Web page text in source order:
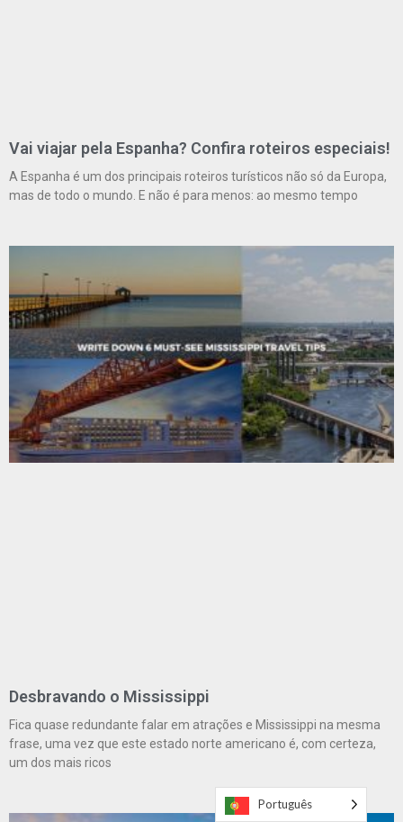
Vai viajar pela Espanha? Confira roteiros especiais!
A Espanha é um dos principais roteiros turísticos não só da Europa,
mas de todo o mundo. E não é para menos: ao mesmo tempo
Desbravando o Mississippi
Fica quase redundante falar em atrações e Mississippi na mesma
frase, uma vez que este estado norte americano é, com certeza,
um dos mais ricos
Português